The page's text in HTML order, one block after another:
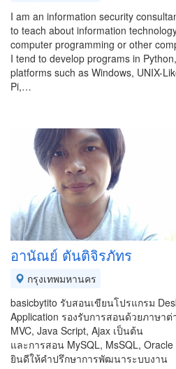
I am an information security
to teach about information
computer programming or other
I tend to develop programs in
platforms such as Windows, UNIX-
Pi,…
อานัณย์ ตันติจิรภัทร
กรุงเทพมหานคร
basicbytito รับสอนเขียนโปรแกรม
Application รองรับการสอนด้วยภาษาต่
MVC, Java Script, Ajax เป็นต้น
และการสอน MySQL, MsSQL,
ยินดีให้คำปรึกษาการพัฒนาระบบงาน